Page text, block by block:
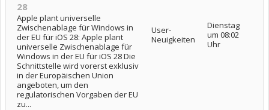
28
Apple plant universelle
Zwischenablage für Windows in
der EU für iOS 28: Apple plant
universelle Zwischenablage für
Windows in der EU für iOS 28 Die
Schnittstelle wird vorerst exklusiv
in der Europäischen Union
angeboten, um den
regulatorischen Vorgaben der EU
zu...
User-
Neuigkeiten
Dienstag
um 08:02
Uhr